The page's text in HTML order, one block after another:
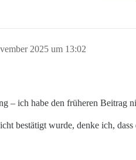
2025 um 13:02
– ich habe den früheren Beitrag
bestätigt wurde, denke ich,